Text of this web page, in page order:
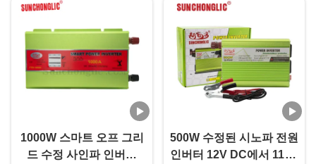
1000W 스마트 오프 그리
드 수정 사인파 인버터
500W 수정된 시노파 전원
인버터 12V DC에서 110V